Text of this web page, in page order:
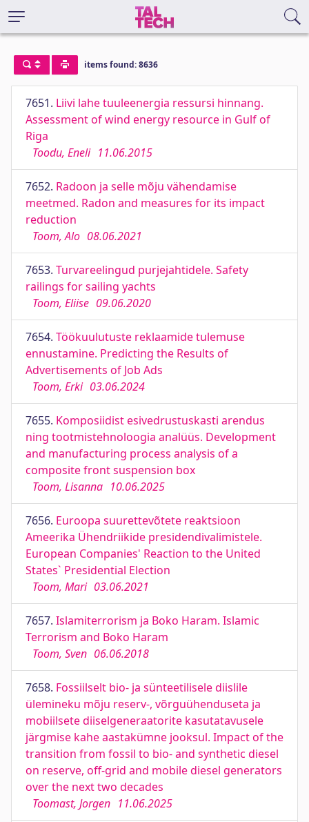
items found: 8636
7651. Liivi lahe tuuleenergia ressursi hinnang.
Assessment of wind energy resource in Gulf of
Riga
Toodu, Eneli 11.06.2015
7652. Radoon ja selle mõju vähendamise
meetmed. Radon and measures for its impact
reduction
Toom, Alo 08.06.2021
7653. Turvareelingud purjejahtidele. Safety
railings for sailing yachts
Toom, Eliise 09.06.2020
7654. Töökuulutuste reklaamide tulemuse
ennustamine. Predicting the Results of
Advertisements of Job Ads
Toom, Erki 03.06.2024
7655. Komposiidist esivedrustuskasti arendus
ning tootmistehnoloogia analüüs. Development
and manufacturing process analysis of a
composite front suspension box
Toom, Lisanna 10.06.2025
7656. Euroopa suurettevõtete reaktsioon
Ameerika Ühendriikide presidendivalimistele.
European Companies' Reaction to the United
States` Presidential Election
Toom, Mari 03.06.2021
7657. Islamiterrorism ja Boko Haram. Islamic
Terrorism and Boko Haram
Toom, Sven 06.06.2018
7658. Fossiilselt bio- ja sünteetilisele diislile
ülemineku mõju reserv-, võrguühenduseta ja
mobiilsete diiselgeneraatorite kasutatavusele
järgmise kahe aastakümne jooksul. Impact of the
transition from fossil to bio- and synthetic diesel
on reserve, off-grid and mobile diesel generators
over the next two decades
Toomast, Jorgen 11.06.2025